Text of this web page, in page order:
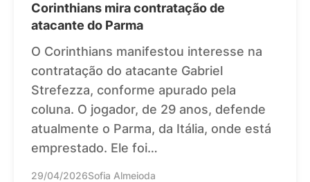
Corinthians mira contratação de
atacante do Parma
O Corinthians manifestou interesse na
contratação do atacante Gabriel
Strefezza, conforme apurado pela
coluna. O jogador, de 29 anos, defende
atualmente o Parma, da Itália, onde está
emprestado. Ele foi…
29/04/2026Sofia Almeioda